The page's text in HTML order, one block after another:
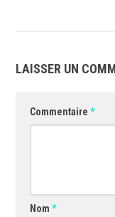
LAISSER UN
Commentaire *
Nom *